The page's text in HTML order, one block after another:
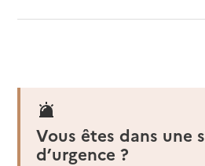
Vous êtes dans une
d’urgence ?